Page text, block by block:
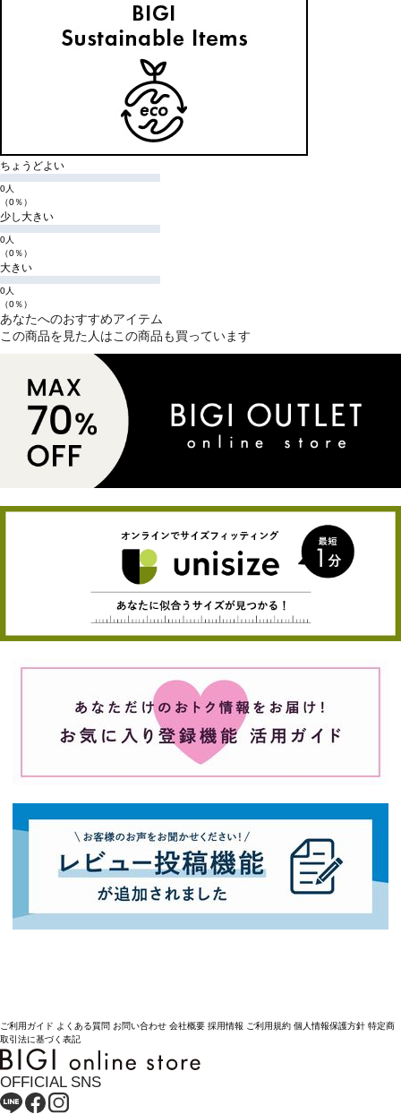
購入商品のサイズ感
ちょうどよい
0人
（0％）
少し大きい
0人
（0％）
大きい
0人
（0％）
あなたへのおすすめアイテム
この商品を見た人はこの商品も買っています
ご利用ガイド よくある質問 お問い合わせ 会社概要 採用情報 ご利用規約 個人情報保護方針 特定商
取引法に基づく表記
OFFICIAL SNS